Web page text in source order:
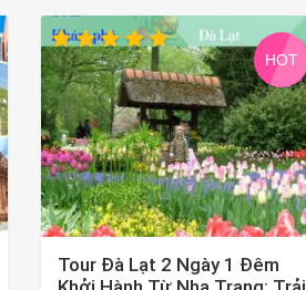
HOT
Tour Đà Lạt 2 Ngày 1 Đêm